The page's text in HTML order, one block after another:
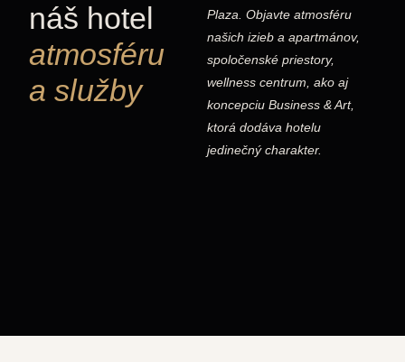
náš hotel
atmosféru
a služby
Plaza. Objavte atmosféru
našich izieb a apartmánov,
spoločenské priestory,
wellness centrum, ako aj
koncepciu Business & Art,
ktorá dodáva hotelu
jedinečný charakter.